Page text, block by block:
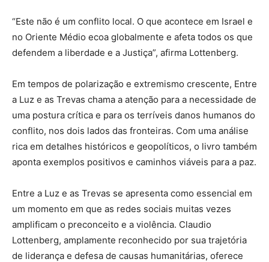
“Este não é um conflito local. O que acontece em Israel e
no Oriente Médio ecoa globalmente e afeta todos os que
defendem a liberdade e a Justiça”, afirma Lottenberg.
Em tempos de polarização e extremismo crescente, Entre
a Luz e as Trevas chama a atenção para a necessidade de
uma postura crítica e para os terríveis danos humanos do
conflito, nos dois lados das fronteiras. Com uma análise
rica em detalhes históricos e geopolíticos, o livro também
aponta exemplos positivos e caminhos viáveis para a paz.
Entre a Luz e as Trevas se apresenta como essencial em
um momento em que as redes sociais muitas vezes
amplificam o preconceito e a violência. Claudio
Lottenberg, amplamente reconhecido por sua trajetória
de liderança e defesa de causas humanitárias, oferece